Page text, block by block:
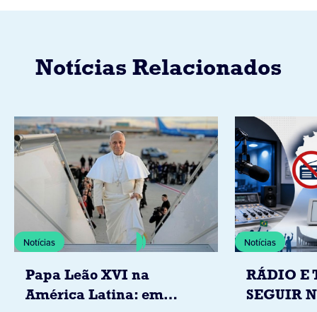
Notícias Relacionados
Notícias
Papa Leão XVI na
América Latina: em
Notícias
RÁDIO E
SEGUIR